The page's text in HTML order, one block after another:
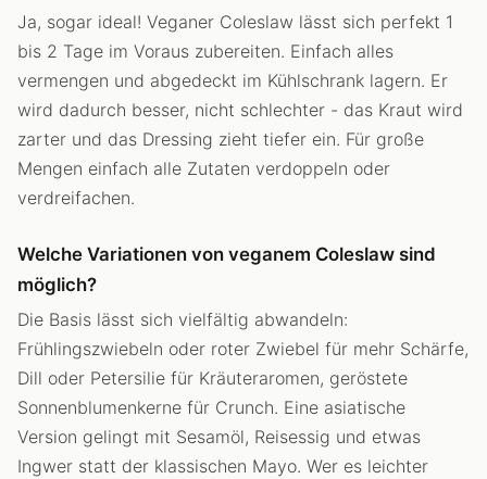
Ja, sogar ideal! Veganer Coleslaw lässt sich perfekt 1
bis 2 Tage im Voraus zubereiten. Einfach alles
vermengen und abgedeckt im Kühlschrank lagern. Er
wird dadurch besser, nicht schlechter - das Kraut wird
zarter und das Dressing zieht tiefer ein. Für große
Mengen einfach alle Zutaten verdoppeln oder
verdreifachen.
Welche Variationen von veganem Coleslaw sind
möglich?
Die Basis lässt sich vielfältig abwandeln:
Frühlingszwiebeln oder roter Zwiebel für mehr Schärfe,
Dill oder Petersilie für Kräuteraromen, geröstete
Sonnenblumenkerne für Crunch. Eine asiatische
Version gelingt mit Sesamöl, Reisessig und etwas
Ingwer statt der klassischen Mayo. Wer es leichter